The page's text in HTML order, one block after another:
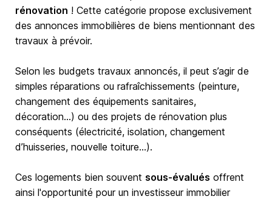
rénovation ! Cette catégorie propose exclusivement
des annonces immobilières de biens mentionnant des
travaux à prévoir.
Selon les budgets travaux annoncés, il peut s’agir de
simples réparations ou rafraîchissements (peinture,
changement des équipements sanitaires,
décoration…) ou des projets de rénovation plus
conséquents (électricité, isolation, changement
d’huisseries, nouvelle toiture…).
Ces logements bien souvent sous-évalués offrent
ainsi l'opportunité pour un investisseur immobilier